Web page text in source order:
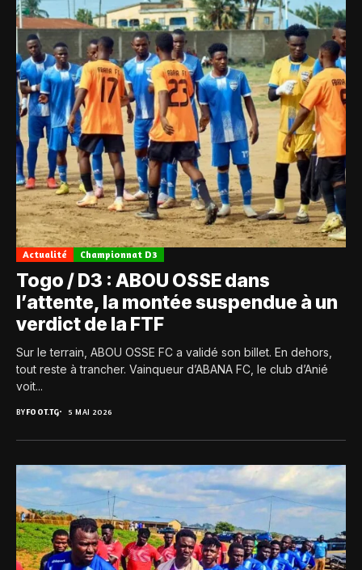
Actualité Championnat D3
Togo / D3 : ABOU OSSE dans
l’attente, la montée suspendue à un
verdict de la FTF
Sur le terrain, ABOU OSSE FC a validé son billet. En dehors,
tout reste à trancher. Vainqueur d’ABANA FC, le club d’Anié
voit...
BYFOOT.TG 5 MAI 2026